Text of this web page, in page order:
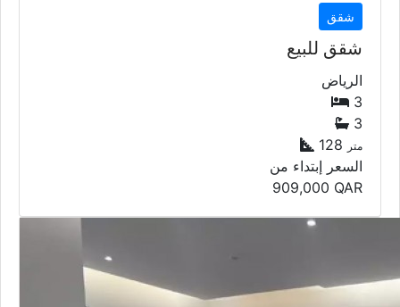
شقق
شقق للبيع
الرياض
3
3
128 متر
السعر إبتداء من
909,000 QAR